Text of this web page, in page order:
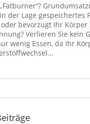
der Lage gespeichertes
bevorzugt Ihr Körper
Verlieren Sie kein
wenig Essen, da Ihr